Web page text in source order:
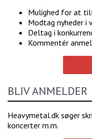
Mulighed for at
Modtag nyheder i
Deltag i
Kommentér
BLIV ANMELDER
Heavymetal.dk søger
koncerter m.m.